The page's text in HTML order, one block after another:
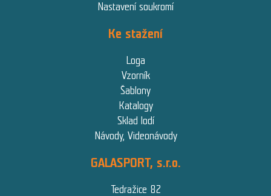
Nastavení soukromí
Ke stažení
Loga
Vzorník
Šablony
Katalogy
Sklad lodí
Návody, Videonávody
GALASPORT, s.r.o.
Tedražice 82